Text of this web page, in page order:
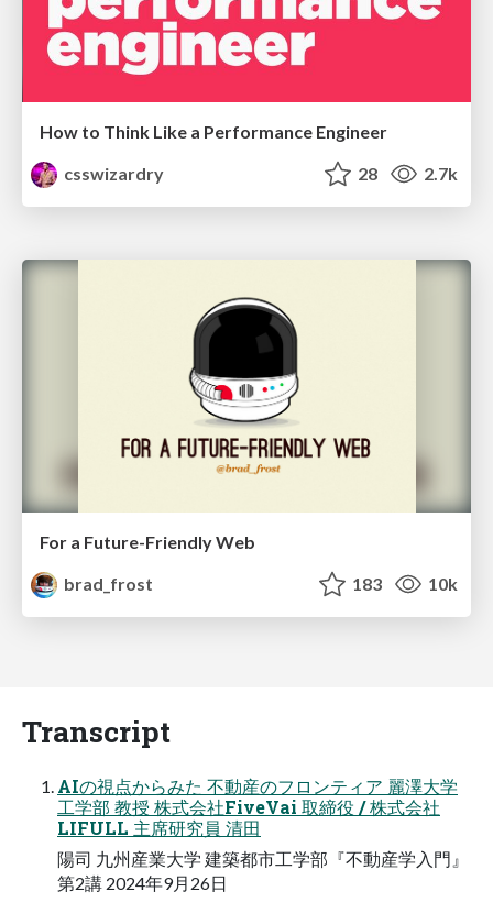
How to Think Like a Performance Engineer
csswizardry
28 2.7k
For a Future-Friendly Web
brad_frost
183 10k
Transcript
AIの視点からみた 不動産のフロンティア 麗澤大学
工学部 教授 株式会社FiveVai 取締役 / 株式会社
LIFULL 主席研究員 清田
陽司 九州産業大学 建築都市工学部『不動産学入門』
第2講 2024年9月26日